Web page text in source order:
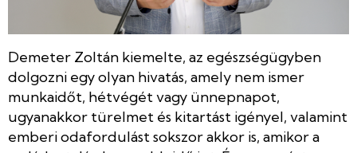
Demeter Zoltán kiemelte, az egészségügyben
dolgozni egy olyan hivatás, amely nem ismer
munkaidőt, hétvégét vagy ünnepnapot,
ugyanakkor türelmet és kitartást igényel, valamint
emberi odafordulást sokszor akkor is, amikor a